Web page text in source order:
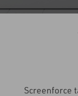
Screenforce